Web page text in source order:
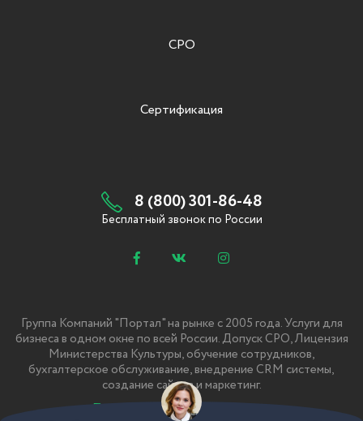
СРО
Сертификация
8 (800) 301-86-48
Бесплатный звонок по России
Группа Компаний "Портал" на рынке с 2005 года. Услуги для
бизнеса в одном окне по всей России. Допуск СРО, Лицензия
Министерства Культуры, обучение сотрудников,
бухгалтерское обслуживание, внедрение CRM системы,
создание сайтов и маркетинг.
Политика Конфиденциальности